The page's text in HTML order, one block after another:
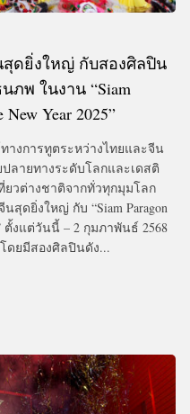
ดยิ่งใหญ่ กับสองศิลปิน
พ ในงาน “Siam
New Year 2025”
างการทูตระหว่างไทยและจีน
ลายทางระดับโลกและเดสติ
วต่างชาติจากทั่วทุกมุมโลก
ดยิ่งใหญ่ กับ “Siam Paragon
ตั้งแต่วันนี้ – 2 กุมภาพันธ์ 2568
ดยมีสองศิลปินดัง...